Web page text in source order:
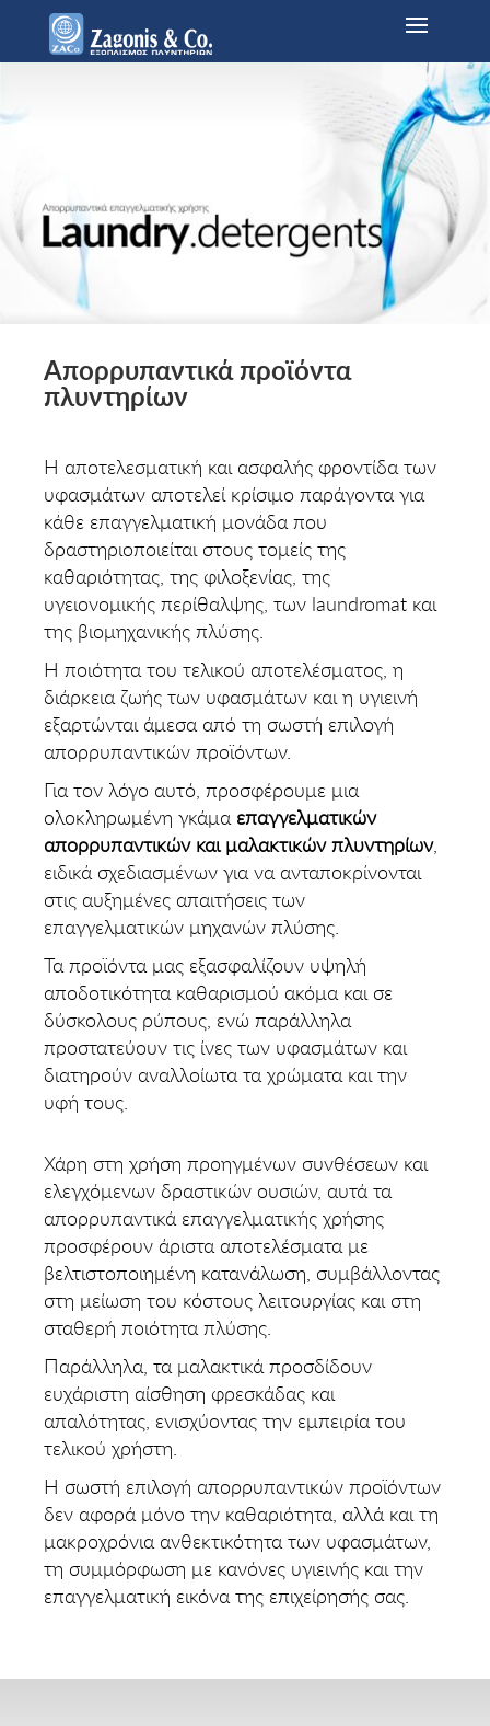
Απορρυπαντικά προϊόντα
πλυντηρίων
Η αποτελεσματική και ασφαλής φροντίδα των
υφασμάτων αποτελεί κρίσιμο παράγοντα για
κάθε επαγγελματική μονάδα που
δραστηριοποιείται στους τομείς της
καθαριότητας, της φιλοξενίας, της
υγειονομικής περίθαλψης, των laundromat και
της βιομηχανικής πλύσης.
Η ποιότητα του τελικού αποτελέσματος, η
διάρκεια ζωής των υφασμάτων και η υγιεινή
εξαρτώνται άμεσα από τη σωστή επιλογή
απορρυπαντικών προϊόντων.
Για τον λόγο αυτό, προσφέρουμε μια
ολοκληρωμένη γκάμα επαγγελματικών
απορρυπαντικών και μαλακτικών πλυντηρίων,
ειδικά σχεδιασμένων για να ανταποκρίνονται
στις αυξημένες απαιτήσεις των
επαγγελματικών μηχανών πλύσης.
Τα προϊόντα μας εξασφαλίζουν υψηλή
αποδοτικότητα καθαρισμού ακόμα και σε
δύσκολους ρύπους, ενώ παράλληλα
προστατεύουν τις ίνες των υφασμάτων και
διατηρούν αναλλοίωτα τα χρώματα και την
υφή τους.
Χάρη στη χρήση προηγμένων συνθέσεων και
ελεγχόμενων δραστικών ουσιών, αυτά τα
απορρυπαντικά επαγγελματικής χρήσης
προσφέρουν άριστα αποτελέσματα με
βελτιστοποιημένη κατανάλωση, συμβάλλοντας
στη μείωση του κόστους λειτουργίας και στη
σταθερή ποιότητα πλύσης.
Παράλληλα, τα μαλακτικά προσδίδουν
ευχάριστη αίσθηση φρεσκάδας και
απαλότητας, ενισχύοντας την εμπειρία του
τελικού χρήστη.
Η σωστή επιλογή απορρυπαντικών προϊόντων
δεν αφορά μόνο την καθαριότητα, αλλά και τη
μακροχρόνια ανθεκτικότητα των υφασμάτων,
τη συμμόρφωση με κανόνες υγιεινής και την
επαγγελματική εικόνα της επιχείρησής σας.